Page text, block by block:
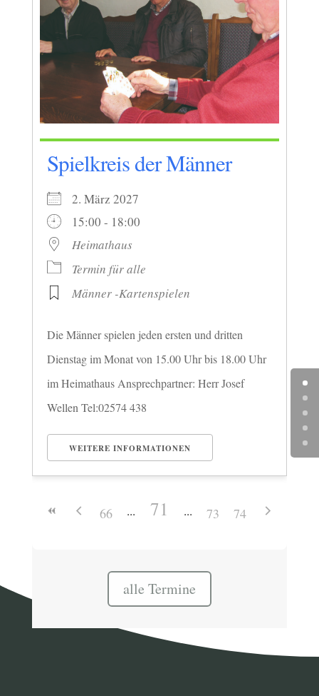
Spielkreis der Männer
2. März 2027
15:00 - 18:00
Heimathaus
Termin für alle
Männer -Kartenspielen
Die Männer spielen jeden ersten und dritten
Dienstag im Monat von 15.00 Uhr bis 18.00 Uhr
im Heimathaus Ansprechpartner: Herr Josef
Wellen Tel:02574 438
WEITERE INFORMATIONEN
66 71 73 74
alle Termine